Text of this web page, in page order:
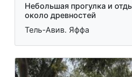
Небольшая прогулка и
около древностей
Тель-Авив. Яффа